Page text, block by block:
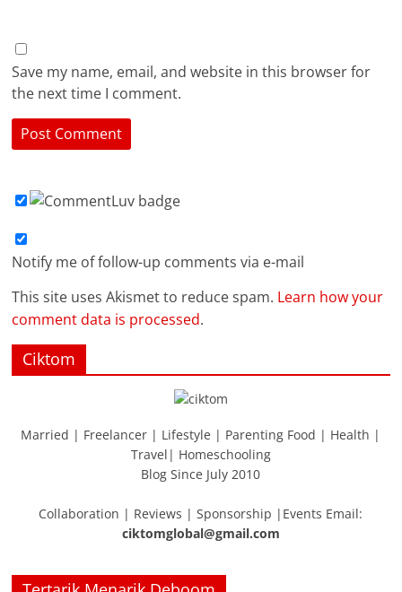
Save my name, email, and website in this browser for
the next time I comment.
Notify me of follow-up comments via e-mail
This site uses Akismet to reduce spam. Learn how your
comment data is processed.
Ciktom
Married | Freelancer | Lifestyle | Parenting Food | Health |
Travel| Homeschooling
Blog Since July 2010
Collaboration | Reviews | Sponsorship |Events Email:
ciktomglobal@gmail.com